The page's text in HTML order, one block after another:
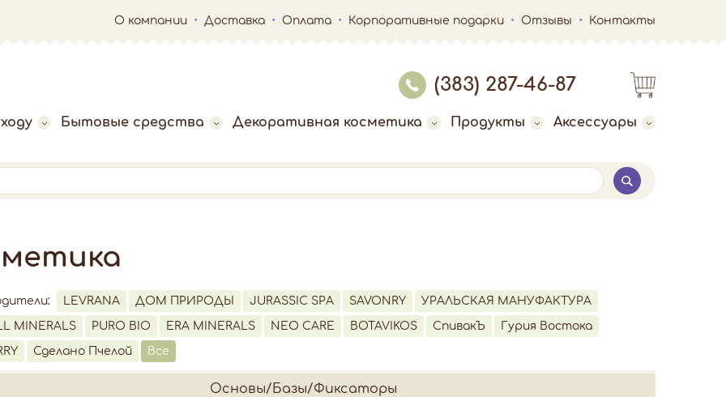
О компании Доставка Оплата Корпоративные подарки Отзывы Контакты
(383) 287-46-87
Бытовые средства Декоративная косметика Продукты Аксессуары
LEVRANA ДОМ ПРИРОДЫ JURASSIC SPA SAVONRY УРАЛЬСКАЯ МАНУФАКТУРА
MINERALS PURO BIO ERA MINERALS NEO CARE BOTAVIKOS СпивакЪ Гурия Востока
Сделано Пчелой Все
Основы/Базы/Фиксаторы